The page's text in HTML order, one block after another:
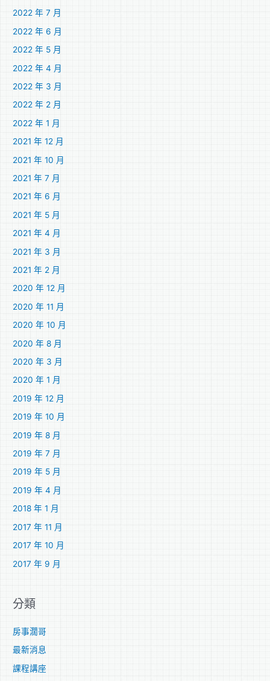
2022 年 7 月
2022 年 6 月
2022 年 5 月
2022 年 4 月
2022 年 3 月
2022 年 2 月
2022 年 1 月
2021 年 12 月
2021 年 10 月
2021 年 7 月
2021 年 6 月
2021 年 5 月
2021 年 4 月
2021 年 3 月
2021 年 2 月
2020 年 12 月
2020 年 11 月
2020 年 10 月
2020 年 8 月
2020 年 3 月
2020 年 1 月
2019 年 12 月
2019 年 10 月
2019 年 8 月
2019 年 7 月
2019 年 5 月
2019 年 4 月
2018 年 1 月
2017 年 11 月
2017 年 10 月
2017 年 9 月
分類
房事濶哥
最新消息
課程講座